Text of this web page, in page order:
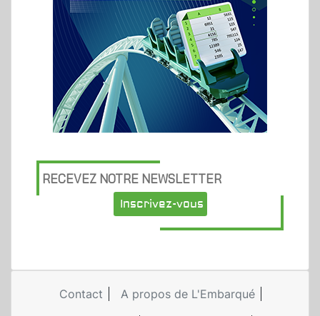
RECEVEZ NOTRE NEWSLETTER
Inscrivez-vous
Contact
A propos de L'Embarqué